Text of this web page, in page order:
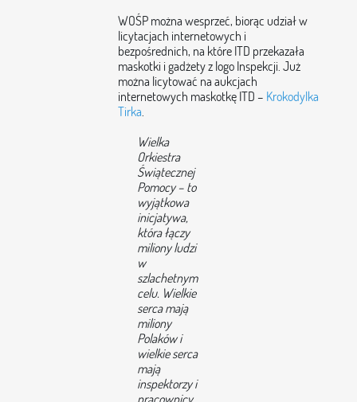
WOŚP można wesprzeć, biorąc udział w
licytacjach internetowych i
bezpośrednich, na które ITD przekazała
maskotki i gadżety z logo Inspekcji. Już
można licytować na aukcjach
internetowych maskotkę ITD – Krokodylka
Tirka.
Wielka
Orkiestra
Świątecznej
Pomocy – to
wyjątkowa
inicjatywa,
która łączy
miliony ludzi
w
szlachetnym
celu. Wielkie
serca mają
miliony
Polaków i
wielkie serca
mają
inspektorzy i